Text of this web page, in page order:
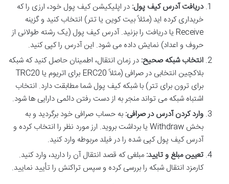
دریافت آدرس کیف پول: در اپلیکیشن کیف پول خود، ارزی را که
خریداری کرده اید (مثلاً بیت کوین یا تتر) انتخاب کنید و گزینه
Receive یا دریافت را بزنید. آدرس کیف پول (یک رشته طولانی از
حروف و اعداد) نمایش داده می شود. این آدرس را کپی کنید.
انتخاب شبکه صحیح: در زمان انتقال، اطمینان حاصل کنید که شبکه
بلاکچین انتخابی در صرافی (مثلاً ERC20 برای اتریوم یا TRC20
برای ترون برای تتر) با شبکه کیف پول شما مطابقت دارد. انتخاب
اشتباه شبکه می تواند منجر به از دست رفتن دائمی دارایی ها شود.
وارد کردن آدرس در صرافی: به حساب صرافی خود برگردید و به
بخش Withdraw یا برداشت بروید. ارز مورد نظر را انتخاب کرده و
آدرس کیف پول کپی شده را در فیلد مربوطه وارد کنید.
تعیین مبلغ و تایید: مبلغی که قصد انتقال آن را دارید، وارد کنید.
کارمزد انتقال شبکه را بررسی کرده و سپس تراکنش را تأیید نمایید.